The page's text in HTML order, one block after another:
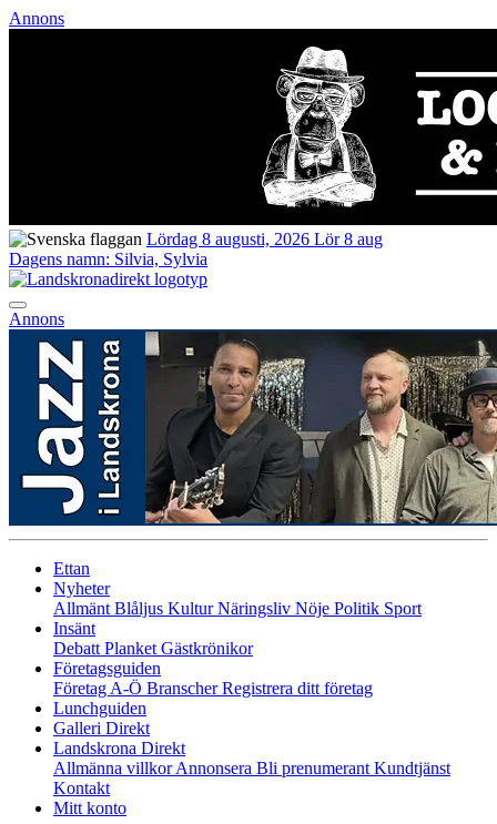
Annons
Lördag 8 augusti, 2026 Lör 8 aug
Dagens namn: Silvia, Sylvia
Annons
Ettan
Nyheter
Allmänt Blåljus KulturNäringsliv Nöje Politik Sport
Insänt
Debatt Planket Gästkrönikor
Företagsguiden
Företag A-Ö BranscherRegistrera ditt företag
Lunchguiden
Galleri Direkt
Landskrona Direkt
Allmänna villkorAnnonsera Bli prenumerant Kundtjänst
Kontakt
Mitt konto